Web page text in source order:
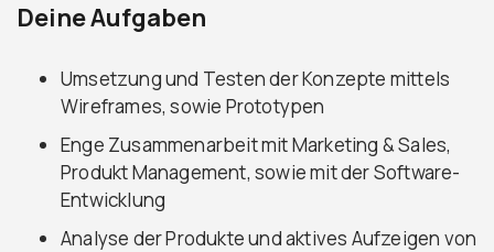
Deine Aufgaben
Umsetzung und Testen der Konzepte mittels
Wireframes, sowie Prototypen
Enge Zusammenarbeit mit Marketing & Sales,
Produkt Management, sowie mit der Software-
Entwicklung
Analyse der Produkte und aktives Aufzeigen von